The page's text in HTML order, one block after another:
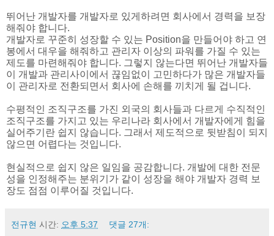
뛰어난 개발자를 개발자로 있게하려면 회사에서 경력을 보장
해줘야 합니다.
개발자로 꾸준히 성장할 수 있는 Position을 만들어야 하고 연
봉에서 대우을 해줘하고 관리자 이상의 파워를 가질 수 있는
제도를 마련해줘야 합니다. 그렇지 않는다면 뛰어난 개발자들
이 개발과 관리사이에서 끊임없이 고민하다가 많은 개발자들
이 관리자로 전환되면서 회사에 손해를 끼치게 될 겁니다.
수평적인 조직구조를 가진 외국의 회사들과 다르게 수직적인
조직구조를 가지고 있는 우리나라 회사에서 개발자에게 힘을
실어주기란 쉽지 않습니다. 그래서 제도적으로 뒷받침이 되지
않으면 어렵다는 것입니다.
현실적으로 쉽지 않은 일임을 공감합니다. 개발에 대한 전문
성을 인정해주는 분위기가 같이 성장을 해야 개발자 경력 보
장도 점점 이루어질 것입니다.
전규현 시간: 오후 5:37 댓글 27개: